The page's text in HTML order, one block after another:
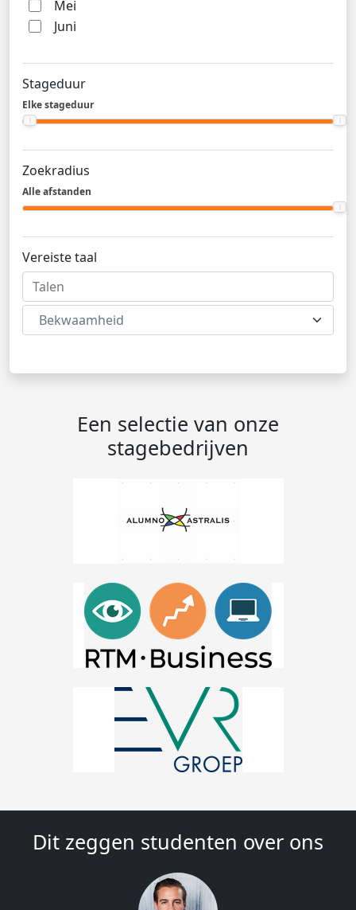
Mei
Juni
Stageduur
Elke stageduur
Zoekradius
Alle afstanden
Vereiste taal
Bekwaamheid
Een selectie van onze
stagebedrijven
Dit zeggen studenten over ons